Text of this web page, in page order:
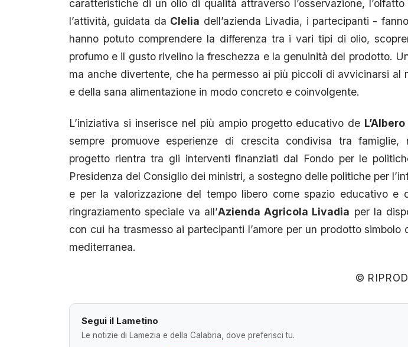
caratteristiche di un olio di qualità attraverso l’osservazione, l’olfatto
l’attività, guidata da Clelia dell’azienda Livadia, i partecipanti -
hanno potuto comprendere la differenza tra i vari tipi di olio,
profumo e il gusto rivelino la freschezza e la genuinità del prodotto.
ma anche divertente, che ha permesso ai più piccoli di avvicinarsi al
e della sana alimentazione in modo concreto e coinvolgente.
L’iniziativa si inserisce nel più ampio progetto educativo de
sempre promuove esperienze di crescita condivisa tra
progetto rientra tra gli interventi finanziati dal Fondo per le
Presidenza del Consiglio dei ministri, a sostegno delle politiche per
e per la valorizzazione del tempo libero come spazio educativo e
ringraziamento speciale va all’Azienda Agricola Livadia per la
con cui ha trasmesso ai partecipanti l’amore per un prodotto simbolo
mediterranea.
©
Segui il Lametino
Le notizie di Lamezia e della Calabria, dove preferisci tu.